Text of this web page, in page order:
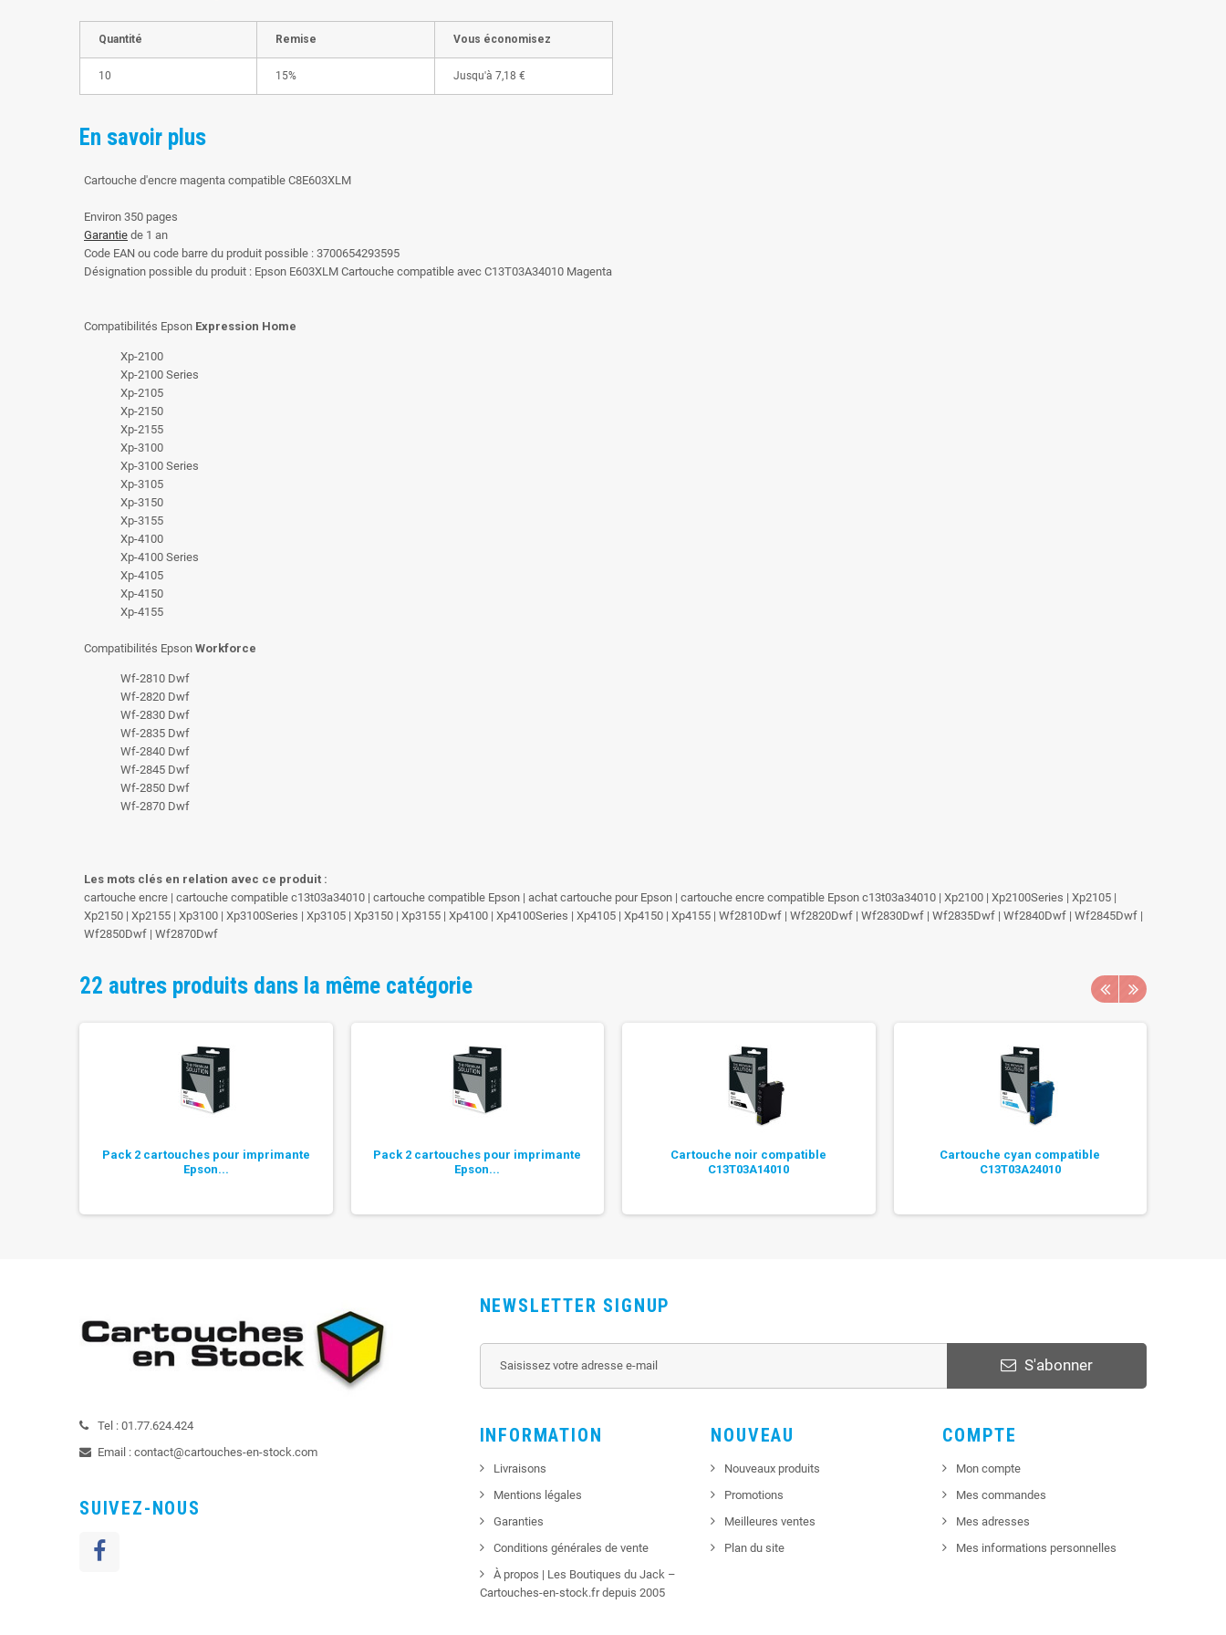
Quantité Remise Vous économisez
10 15% Jusqu'à 7,18 €
En savoir plus
Cartouche d'encre magenta compatible C8E603XLM
Environ 350 pages
Garantie de 1 an
Code EAN ou code barre du produit possible : 3700654293595
Désignation possible du produit : Epson E603XLM Cartouche compatible avec C13T03A34010 Magenta
Compatibilités Epson Expression Home
Xp-2100
Xp-2100 Series
Xp-2105
Xp-2150
Xp-2155
Xp-3100
Xp-3100 Series
Xp-3105
Xp-3150
Xp-3155
Xp-4100
Xp-4100 Series
Xp-4105
Xp-4150
Xp-4155
Compatibilités Epson Workforce
Wf-2810 Dwf
Wf-2820 Dwf
Wf-2830 Dwf
Wf-2835 Dwf
Wf-2840 Dwf
Wf-2845 Dwf
Wf-2850 Dwf
Wf-2870 Dwf
Les mots clés en relation avec ce produit :
cartouche encre | cartouche compatible c13t03a34010 | cartouche compatible Epson | achat cartouche pour Epson | cartouche encre compatible Epson c13t03a34010 | Xp2100 | Xp2100Series | Xp2105 |
Xp2150 | Xp2155 | Xp3100 | Xp3100Series | Xp3105 | Xp3150 | Xp3155 | Xp4100 | Xp4100Series | Xp4105 | Xp4150 | Xp4155 | Wf2810Dwf | Wf2820Dwf | Wf2830Dwf | Wf2835Dwf | Wf2840Dwf | Wf2845Dwf |
Wf2850Dwf | Wf2870Dwf
22 autres produits dans la même catégorie
Pack 2 cartouches pour imprimante
Epson...
Pack 2 cartouches pour imprimante
Epson...
Cartouche noir compatible
C13T03A14010
Cartouche cyan compatible
C13T03A24010
Tel : 01.77.624.424
Email : contact@cartouches-en-stock.com
SUIVEZ-NOUS
NEWSLETTER SIGNUP
S'abonner
INFORMATION
Livraisons
Mentions légales
Garanties
Conditions générales de vente
À propos | Les Boutiques du Jack –
Cartouches-en-stock.fr depuis 2005
NOUVEAU
Nouveaux produits
Promotions
Meilleures ventes
Plan du site
COMPTE
Mon compte
Mes commandes
Mes adresses
Mes informations personnelles